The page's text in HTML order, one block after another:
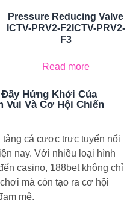
Pressure Reducing Valve
ICTV-PRV2-F2ICTV-PRV2-
F3
Read more
Hứng Khởi Của
Vui Và Cơ Hội Chiến
cá cược trực tuyến nổi
nay. Với nhiều loại hình
casino, 188bet không chỉ
mà còn tạo ra cơ hội
mê.